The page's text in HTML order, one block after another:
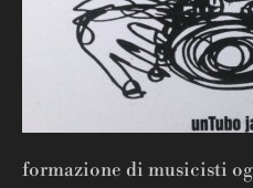
formazione di musicisti